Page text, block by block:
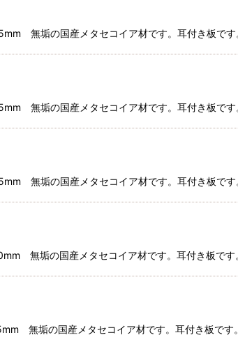
無垢の国産メタセコイア材です。耳付き板です
無垢の国産メタセコイア材です。耳付き板です
無垢の国産メタセコイア材です。耳付き板です
無垢の国産メタセコイア材です。耳付き板です
無垢の国産メタセコイア材です。耳付き板です